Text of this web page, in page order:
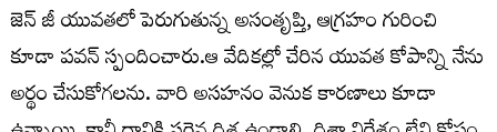
జెన్ జీ యువతలో పెరుగుతున్న అసంతృప్తి, ఆగ్రహం గురించి
కూడా పవన్ స్పందించారు.ఆ వేదికల్లో చేరిన యువత కోపాన్ని నేను
అర్థం చేసుకోగలను. వారి అసహనం వెనుక కారణాలు కూడా